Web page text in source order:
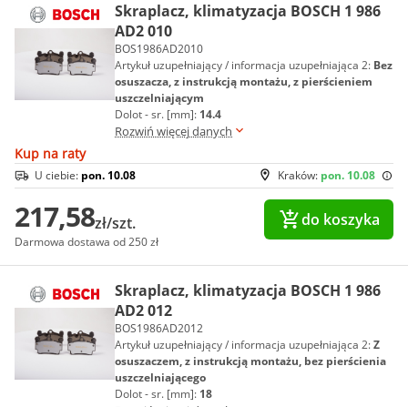
Skraplacz, klimatyzacja BOSCH 1 986
AD2 010
BOS1986AD2010
Artykuł uzupełniający / informacja uzupełniająca 2: Bez
osuszacza, z instrukcją montażu, z pierścieniem
uszczelniającym
Dolot - sr. [mm]: 14.4
Rozwiń więcej danych
Kup na raty
Kraków: pon. 10.08
U ciebie: pon. 10.08
217,58zł/szt.
Darmowa dostawa od 250 zł
do koszyka
Skraplacz, klimatyzacja BOSCH 1 986
AD2 012
BOS1986AD2012
Artykuł uzupełniający / informacja uzupełniająca 2:Z
osuszaczem, z instrukcją montażu, bez pierścienia
uszczelniającego
Dolot - sr. [mm]: 18